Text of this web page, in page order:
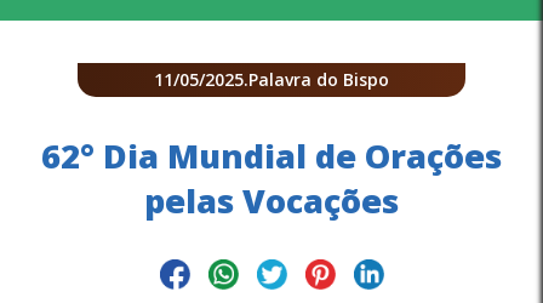
11/05/2025.Palavra do Bispo
62° Dia Mundial de Orações
pelas Vocações